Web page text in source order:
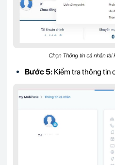
Chọn Thông tin cá nhân tài
Bước 5: Kiểm tra thông tin